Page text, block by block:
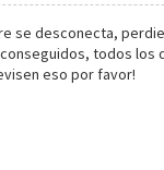
se desconecta,
todos
eso por favor!